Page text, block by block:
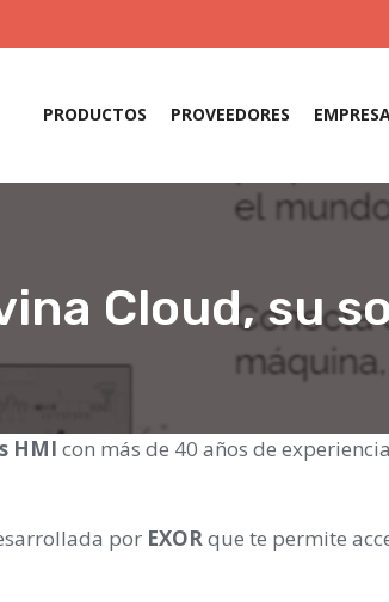
PRODUCTOS PROVEEDORES
Cloud, su
HMI con más de 40 años de
por EXORque te permite